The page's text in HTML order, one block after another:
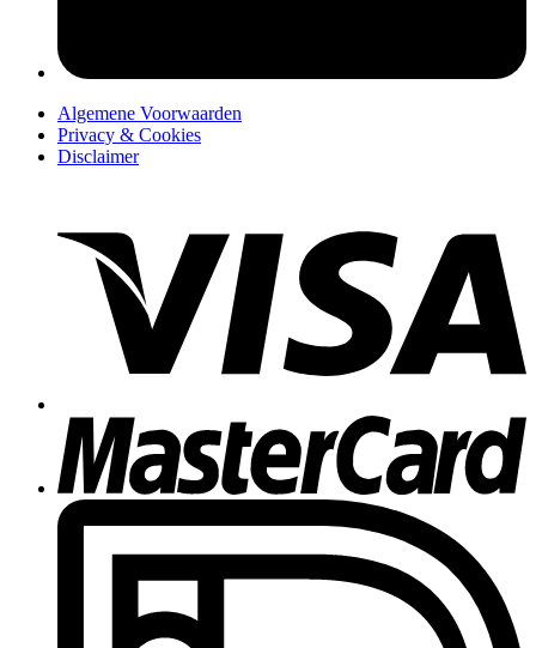
Algemene Voorwaarden
Privacy & Cookies
Disclaimer